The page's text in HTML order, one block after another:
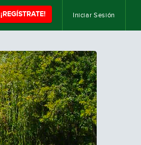
Iniciar Sesión
¡REGÍSTRATE!